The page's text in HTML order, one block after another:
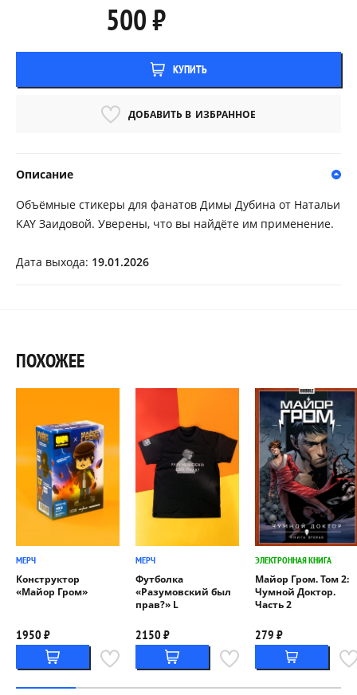
500 ₽
КУПИТЬ
ДОБАВИТЬ В ИЗБРАННОЕ
Описание
Объёмные стикеры для фанатов Димы Дубина от Натальи
KAY Заидовой. Уверены, что вы найдёте им применение.
Дата выхода: 19.01.2026
ПОХОЖЕЕ
МЕРЧ
Конструктор
«Майор Гром»
1950 ₽
МЕРЧ
Футболка
«Разумовский был
прав?» L
2150 ₽
ЭЛЕКТРОННАЯ КНИГА
Майор Гром. Том 2:
Чумной Доктор.
Часть 2
279 ₽